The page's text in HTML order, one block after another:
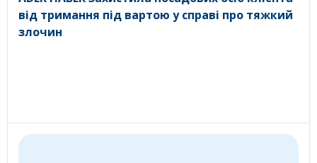
від тримання під вартою у справі про тяжкий
злочин